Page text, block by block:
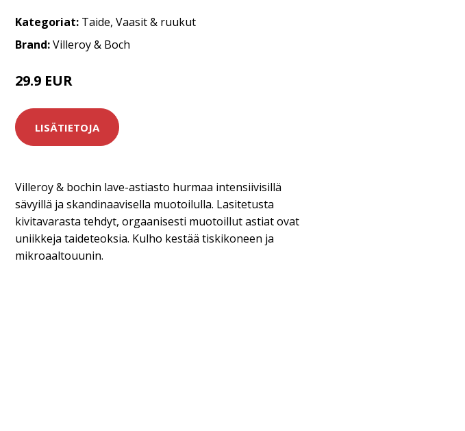
Kategoriat: Taide, Vaasit & ruukut
Brand:Villeroy & Boch
29.9 EUR
LISÄTIETOJA
Villeroy & bochin lave-astiasto hurmaa intensiivisillä
sävyillä ja skandinaavisella muotoilulla. Lasitetusta
kivitavarasta tehdyt, orgaanisesti muotoillut astiat ovat
uniikkeja taideteoksia. Kulho kestää tiskikoneen ja
mikroaaltouunin.